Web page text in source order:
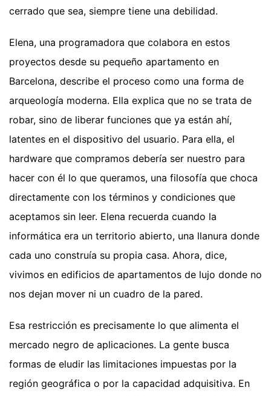
cerrado que sea, siempre tiene una debilidad.
Elena, una programadora que colabora en estos
proyectos desde su pequeño apartamento en
Barcelona, describe el proceso como una forma de
arqueología moderna. Ella explica que no se trata de
robar, sino de liberar funciones que ya están ahí,
latentes en el dispositivo del usuario. Para ella, el
hardware que compramos debería ser nuestro para
hacer con él lo que queramos, una filosofía que choca
directamente con los términos y condiciones que
aceptamos sin leer. Elena recuerda cuando la
informática era un territorio abierto, una llanura donde
cada uno construía su propia casa. Ahora, dice,
vivimos en edificios de apartamentos de lujo donde no
nos dejan mover ni un cuadro de la pared.
Esa restricción es precisamente lo que alimenta el
mercado negro de aplicaciones. La gente busca
formas de eludir las limitaciones impuestas por la
región geográfica o por la capacidad adquisitiva. En